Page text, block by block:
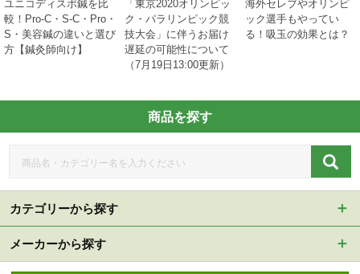
ユニコディスポ鍼を比
較！Pro-C・S-C・Pro・
S・美容鍼の違いと選び
方【鍼灸師向け】
「東京2020オリンピッ
ク・パラリンピック競
技大会」に伴うお届け
遅延の可能性について
（7月19日13:00更新）
海外セレブやオリンピ
ック選手もやってい
る！吸玉の効果とは？
商品を探す
カテゴリーから探す
メーカーから探す